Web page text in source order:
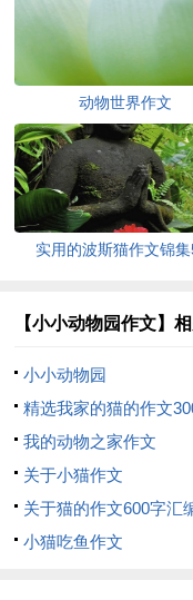
动物世界作文
实用的波斯猫作文锦
【小小动物园作文】
小小动物园
精选我家的猫的作文
总八篇
我的动物之家作文
关于小猫作文
关于猫的作文600字汇
小猫吃鱼作文